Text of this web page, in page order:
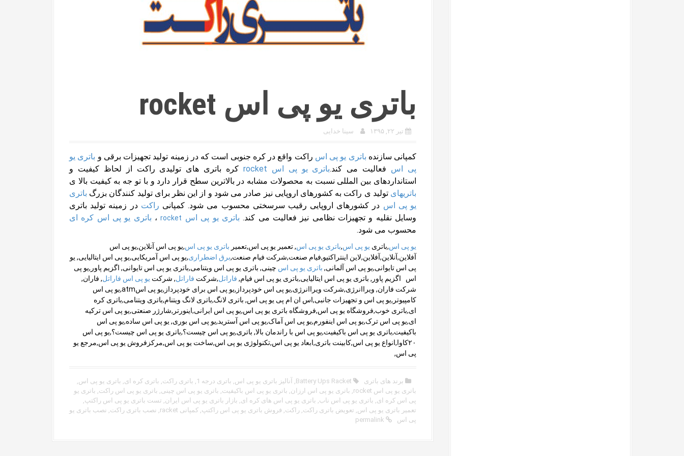
باتری یو پی اس rocket
تیر ۲۲, ۱۳۹۵ سینا خدایی
کمپانی سازنده باتری یو پی اس راکت واقع در کره جنوبی است که در زمینه تولید تجهیزات برقی و باتری یو
پی اس فعالیت می کند.باتری یو پی اس rocket
کره باتری های تولیدی راکت از لحاظ کیفیت و
استانداردهای بین المللی نسبت به محصولات مشابه در بالاترین سطح قرار دارد و با تو جه به کیفیت بالا ی
باتریهای تولید ی راکت به کشورهای اروپایی نیز صادر می شود و از این نظر برای تولید کنندگان بزرگ باتری
یو پی اس در کشورهای اروپایی رقیب سرسختی محسوب می شود. کمپانی راکت در زمینه تولید باتری
وسایل نقلیه و تجهیزات نظامی نیز فعالیت می کند.باتری یو پی اس rocket، باتری یو پی اس کره ای
محسوب می شود.
یو پی اس,باتری یو پی اس,باتری یو پی اس, تعمیر یو پی اس,تعمیر باتری یو پی اس,یو پی اس آنلاین,یو پی اس
آفلاین,آنلاین,آفلاین,لاین اینتراکتیو,فیام صنعت,شرکت فیام صنعت,برق اضطراری,یو پی اس آمریکایی,یو پی اس ایتالیایی, یو
پی اس تایوانی,یو پی اس آلمانی, باتری یو پی اس چینی, باتری یو پی اس ویتنامی,باتری یو پی اس تایوانی, اگزیم پاور,یو پی
اس اگزیم پاور, باتری یو پی اس ایتالیایی,باتری یو پی اس فیام, فاراتل,شرکت فاراتل, شرکت یو پی اس فاراتل, فاران,
شرکت فاران, ویراانرژی,شرکت ویراانرژی,یو پی اس خودپرداز,یو پی اس برای خودپرداز,یو پی اسatm,یو پی اس
کامپیوتر,یو پی اس و تجهیزات جانبی,اس ان ام پی یو پی اس, باتری لانگ,باتری لانگ ویتنام,باتری ویتنامی,باتری کره
ای,باتری خوب,فروشگاه یو پی اس,فروشگاه باتری یو پی اس,یو پی اس ایرانی,اینورتر,شارژر صنعتی,یو پی اس ترکیه
ای,یو پی اس ترک,یو پی اس اینفورم,یو پی اس آماک,یو پی اس آسترید,یو پی اس بوری, یو پی اس ساده,یو پی اس
باکیفیت,باتری یو پی اس باکیفیت,یو پی اس با راندمان بالا, باتری,یو پی اس چیست؟,باتری یو پی اس چیست؟,یو پی اس
۲۰کاوا,انواع یو پی اس,کابینت باتری,ابعاد یو پی اس,تکنولوژی یو پی اس,ساخت یو پی اس,مرکزفروش یو پی اس,مرجع یو
پی اس,
برند های باتری Battery Ups Racket
, آنالیز باتری یو پی اس, باتری درجه 1 , باتری راکت, باتری کره ای, باتری یو پی اس,
باتری یو پی اس rocket
, باتری یو پی اس ارزان, باتری یو پی اس باکیفیت, باتری یو پی اس چینی, باتری یو پی اس راکت, باتری یو
پی اس کره ای, باتری یو پی اس ناب, باتری یو پی اس های کره ای, بازار باتری یو پی اس ایران, تست باتری یو پی اس راکتپ,
تعمیر باتری یو پی اس, تعویض باتری راکت, راکت, فروش باتری یو پی اس راکتپ, کمپانی racket , نصب باتری راکت, نصب باتری یو
پی اس